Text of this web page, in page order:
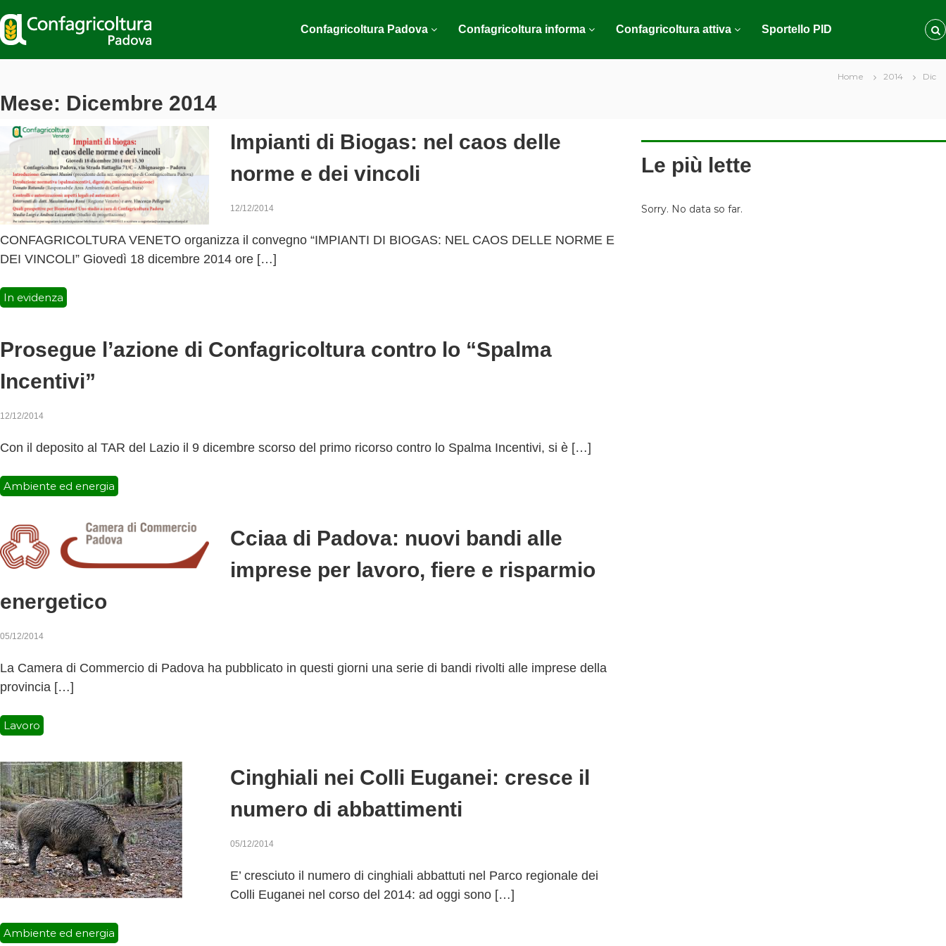
a
l
c
t
u
t
o
f
r
c
o
l
t
u
r
a
P
a
Confagricoltura Padova Confagricoltura informa Confagricoltura attiva Sportello PID
Mese: Dicembre 2014
Home 2014 Dic
Impianti di Biogas: nel caos delle
norme e dei vincoli
12/12/2014
CONFAGRICOLTURA VENETO organizza il convegno “IMPIANTI DI BIOGAS: NEL CAOS DELLE NORME E
DEI VINCOLI” Giovedì 18 dicembre 2014 ore […]
In evidenza
Prosegue l’azione di Confagricoltura contro lo “Spalma
Incentivi”
12/12/2014
Con il deposito al TAR del Lazio il 9 dicembre scorso del primo ricorso contro lo Spalma Incentivi, si è […]
Ambiente ed energia
Cciaa di Padova: nuovi bandi alle
imprese per lavoro, fiere e risparmio
energetico
05/12/2014
La Camera di Commercio di Padova ha pubblicato in questi giorni una serie di bandi rivolti alle imprese della
provincia […]
Lavoro
Cinghiali nei Colli Euganei: cresce il
numero di abbattimenti
05/12/2014
E’ cresciuto il numero di cinghiali abbattuti nel Parco regionale dei
Colli Euganei nel corso del 2014: ad oggi sono […]
Ambiente ed energia
Le più lette
Sorry. No data so far.